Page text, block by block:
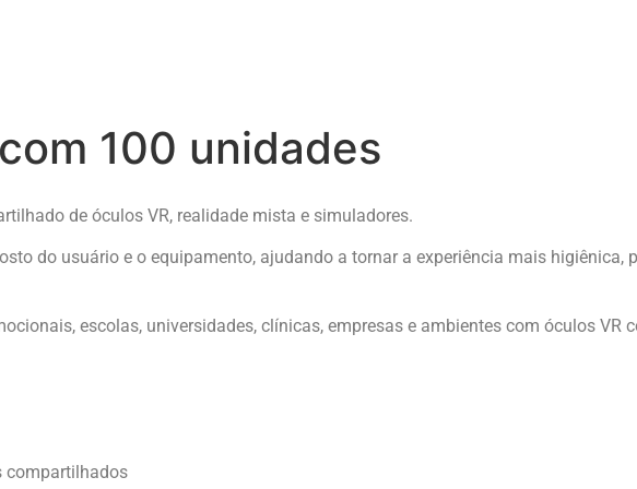
100 unidades
de óculos VR, realidade mista e simuladores.
do usuário e o equipamento, ajudando a tornar a experiência mais higiênica,
escolas, universidades, clínicas, empresas e ambientes com óculos VR
compartilhados